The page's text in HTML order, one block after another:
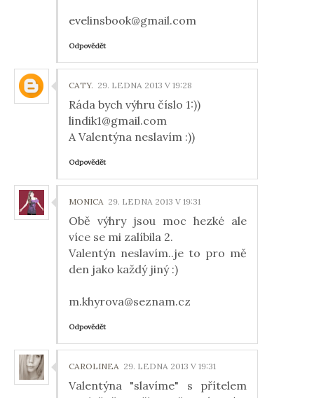
evelinsbook@gmail.com
Odpovědět
CATY. 29. LEDNA 2013 V 19:28
Ráda bych výhru číslo 1:))
lindik1@gmail.com
A Valentýna neslavím :))
Odpovědět
MONICA 29. LEDNA 2013 V 19:31
Obě výhry jsou moc hezké ale
více se mi zalíbila 2.
Valentýn neslavím..je to pro mě
den jako každý jiný :)
m.khyrova@seznam.cz
Odpovědět
CAROLINEA 29. LEDNA 2013 V 19:31
Valentýna "slavíme" s přítelem